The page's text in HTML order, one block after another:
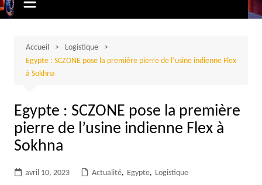
Accueil
Logistique
Egypte : SCZONE pose la première pierre de l’usine indienne Flex
à Sokhna
Egypte : SCZONE pose la première
pierre de l’usine indienne Flex à
Sokhna
avril 10, 2023 Actualité, Egypte, Logistique